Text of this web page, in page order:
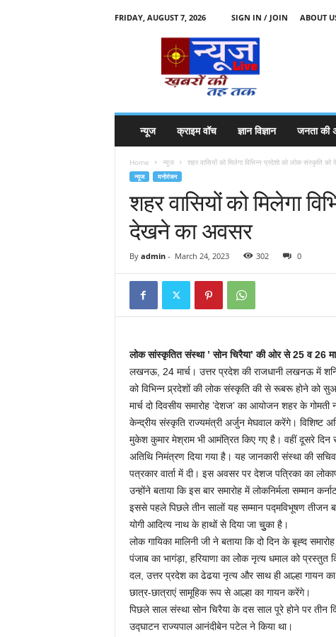
FRIDAY, AUGUST 7, 2026 SIGN IN / JOIN ABOUT
न्यूज क्राइम वॉच ज्ञान विज्ञान जनता की
Home न्यूज शहर वासियों को मिलेगा विभिन्न प्रदेशो को लोक संस्कृति
न्यूज मनोरंजन
शहर वासियों को मिलेगा
देखने का अवसर
By admin- March 24, 2023 302 0
लोक सांस्कृतित संस्था ’ सोन चिरैया’ की ओर से 25 व 26
लखनऊ, 24 मार्च। उत्तर प्रदेश की राजधानी लखनऊ में
को विभिन्न प्र्रदेशों की लोक संस्कृति की से रूबरू होने को
मार्च दो दिवसीय समारोह ’देशज’ का आयोजन शहर के
केन्द्रीय संस्कृति राज्यमंत्री अर्जुन मेघवाल करेंगे। विशिष्ट
मुकेश कुमार मेश्राम भी आमंत्रित किए गए है। वहीं दूसरे दिन
अतिथि निमंत्रण दिया गया है। यह जानकारी संस्था की
पत्रकार वार्ता में दी। इस अवसर पर देशज पत्रिका का
उन्होंने बताया कि इस बार समारोह में लोकनिर्मला सम्मान
इससे पहले पिछले तीन सालों यह सम्मान पद्मविभूषण तीजन
योगी आदित्य नाथ के हाथों से दिया जा चुुका है।
लोक गायिका मालिनी जी ने बताया कि दो दिन के बृह्द
पंजाब का भागंड़ा, हरियाणा का लोेक नृत्य धमाल को
दल, उत्तर प्रदेश का ढेढया नृत्य और साथ ही आल्हा गायन
छात्र-छात्राएं सामूहिक रूप से आल्हा का गायन करेंगे।
पिछले साल संस्था सोन चिरैया के दस साल पूरे होने पर
उद्घाटन राज्यपाल आनंदीबेन पटेल ने किया था।